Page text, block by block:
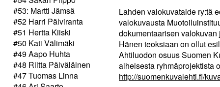
#53: Martti Jämsä
#52 Harri Pälviranta
#51 Hertta Kiiski
#50 Kati Välimäki
#49 Aapo Huhta
#48 Riitta Päiväläinen
#47 Tuomas Linna
Lahden valokuvataide ry:tä
valokuvausta
dokumentaarisen
Hänen teoksiaan on ollut
Ahtiluodon osuus Suomen
aiheisesta ryhmäprojektista
http://suomenkuvalehti.fi/